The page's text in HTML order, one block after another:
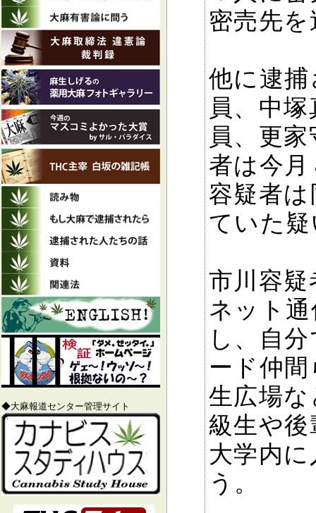
◆大麻報道センター管理サイト
密売先
他に逮
員、中
員、更
者は今
容疑者
ていた
市川容
ネット
し、自
ード仲
生広場
級生や
大学内
う。